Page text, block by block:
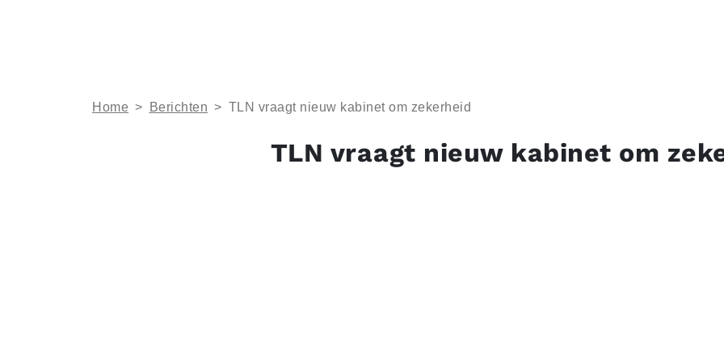
Home > Berichten > TLN vraagt nieuw kabinet om zekerheid
TLN vraagt nieuw kabinet om